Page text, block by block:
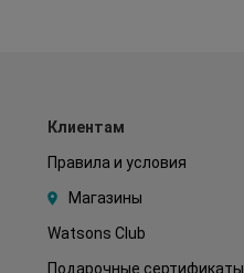
Клиентам
Правила и условия
Магазины
Watsons Club
Подарочные сертификаты